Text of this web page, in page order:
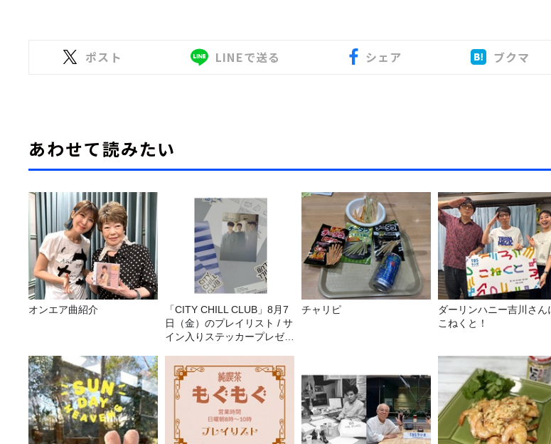
ポスト LINEで送る シェア ブクマ
あわせて読みたい
オンエア曲紹介
「CITY CHILL CLUB」8月7
日（金）のプレイリスト / サ
イン入りステッカープレゼン
チャリピ
ダーリンハニー吉川さん
こねくと！